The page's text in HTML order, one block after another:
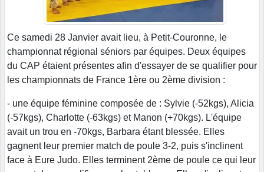
Ce samedi 28 Janvier avait lieu, à Petit-Couronne, le
championnat régional séniors par équipes. Deux équipes
du CAP étaient présentes afin d'essayer de se qualifier pour
les championnats de France 1ère ou 2ème division :
- une équipe féminine composée de : Sylvie (-52kgs), Alicia
(-57kgs), Charlotte (-63kgs) et Manon (+70kgs). L'équipe
avait un trou en -70kgs, Barbara étant blessée. Elles
gagnent leur premier match de poule 3-2, puis s'inclinent
face à Eure Judo. Elles terminent 2ème de poule ce qui leur